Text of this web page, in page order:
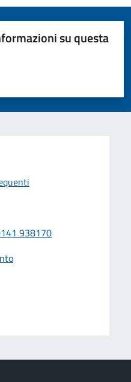
su questa
5
938170